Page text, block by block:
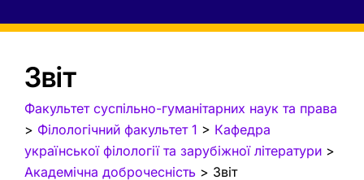
Звіт
Факультет суспільно-гуманітарних наук та права
> Філологічний факультет 1 > Кафедра
української філології та зарубіжної літератури >
Академічна доброчесність > Звіт